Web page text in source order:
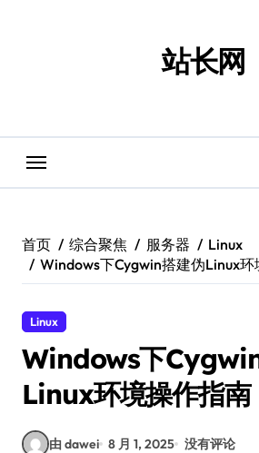
站长网
首页 综合聚焦 服务器
Linux
Windows下Cygwin搭建伪Linux环
Linux
Windows下
Linux环境操作指南
由 dawei 8 月 1, 2025 没有评论